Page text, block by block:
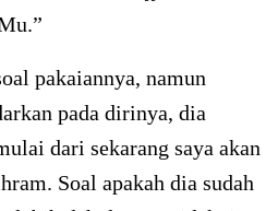
pakaiannya, namun
pada dirinya, dia
dari sekarang saya akan
Soal apakah dia sudah